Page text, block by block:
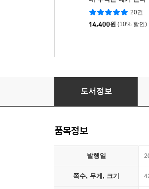
20건
14,400원 (10% 할인)
쉽게 배우는 심리 타로 심
도서정보
품목정보
발행일
쪽수, 무게, 크기